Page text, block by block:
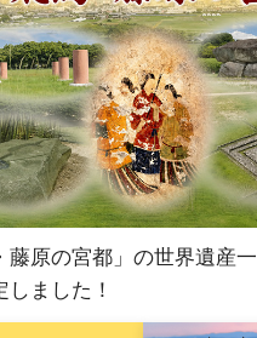
藤原の宮都」の世界遺産
しました！